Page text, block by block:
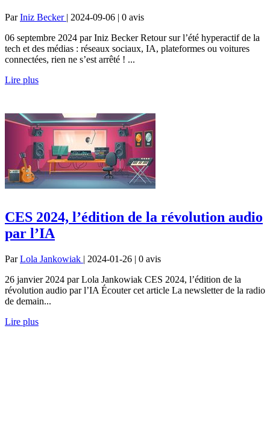
ParIniz Becker | 2024-09-06 | 0 avis
06 septembre 2024 par Iniz Becker Retour sur l’été hyperactif de la
tech et des médias : réseaux sociaux, IA, plateformes ou voitures
connectées, rien ne s’est arrêté ! ...
Lire plus
CES 2024, l’édition de la révolution audio
par l’IA
ParLola Jankowiak | 2024-01-26 | 0 avis
26 janvier 2024 par Lola Jankowiak CES 2024, l’édition de la
révolution audio par l’IA Écouter cet article La newsletter de la radio
de demain...
Lire plus